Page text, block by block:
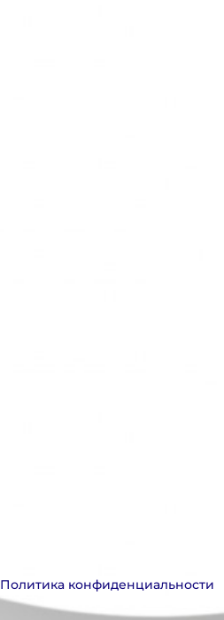
Политика конфиденциальности